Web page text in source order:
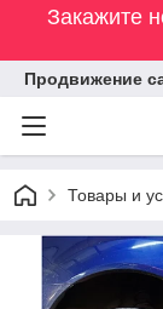
Закажите
Продвижение
Товары и